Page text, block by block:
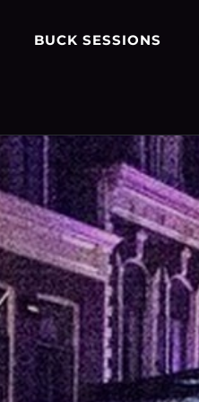
BUCK SESSIONS